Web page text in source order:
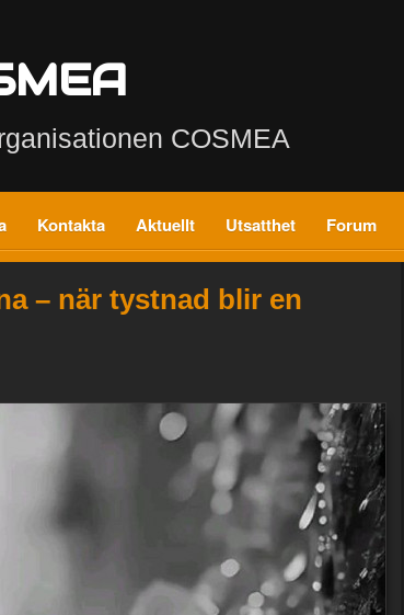
COSMEA
Kontakta Aktuellt Utsatthet Forum
– när tystnad blir en